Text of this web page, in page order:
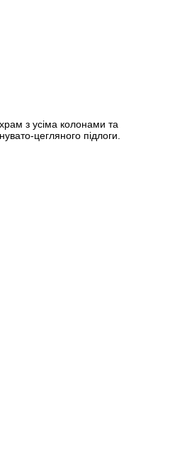
з усіма колонами та
цегляного підлоги.